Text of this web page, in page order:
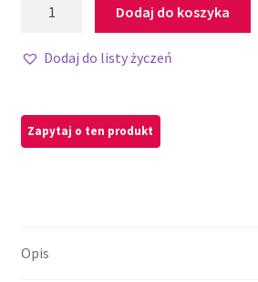
Dodaj do koszyka
Dodaj do listy życzeń
Opis